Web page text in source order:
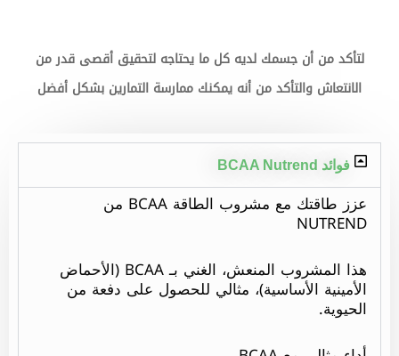
لتأكد من أن جسمك لديه كل ما يحتاجه لتحقيق أقصى قدر من
الانتعاش والتأكد من أنه يمكنك ممارسة التمارين بشكل أفضل
فوائد BCAA Nutrend
عزز طاقتك مع مشروب الطاقة BCAA من
NUTREND
هذا المشروب المنعش، الغني بـ BCAA (الأحماض
الأمينية الأساسية)، مثالي للحصول على دفعة من
الحيوية.